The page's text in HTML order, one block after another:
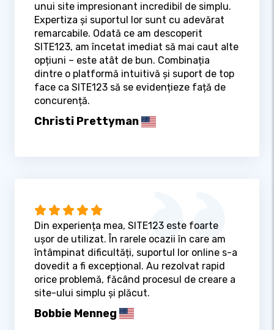
unui site impresionant incredibil de simplu.
Expertiza și suportul lor sunt cu adevărat
remarcabile. Odată ce am descoperit
SITE123, am încetat imediat să mai caut alte
opțiuni – este atât de bun. Combinația
dintre o platformă intuitivă și suport de top
face ca SITE123 să se evidențieze față de
concurență.
Christi Prettyman
Din experiența mea, SITE123 este foarte
ușor de utilizat. În rarele ocazii în care am
întâmpinat dificultăți, suportul lor online s-a
dovedit a fi excepțional. Au rezolvat rapid
orice problemă, făcând procesul de creare a
site-ului simplu și plăcut.
Bobbie Menneg